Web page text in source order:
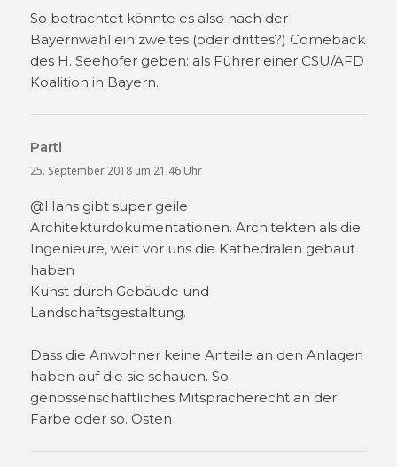
So betrachtet könnte es also nach der
Bayernwahl ein zweites (oder drittes?) Comeback
des H. Seehofer geben: als Führer einer CSU/AFD
Koalition in Bayern.
Parti
25. September 2018 um 21:46 Uhr
@Hans gibt super geile
Architekturdokumentationen. Architekten als die
Ingenieure, weit vor uns die Kathedralen gebaut
haben
Kunst durch Gebäude und
Landschaftsgestaltung.
Dass die Anwohner keine Anteile an den Anlagen
haben auf die sie schauen. So
genossenschaftliches Mitspracherecht an der
Farbe oder so. Osten